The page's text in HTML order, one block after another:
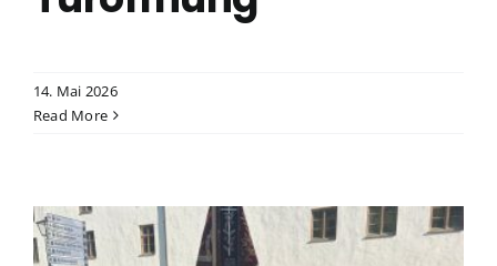
14. Mai 2026
Read More